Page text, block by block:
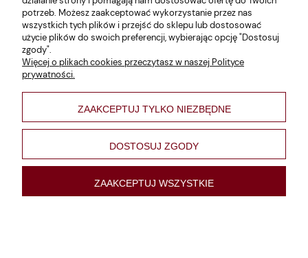
Jak szukać?
Polityka prywatności
Regulamin
Poltyka cookies
varsaviana
Nowości
potrzeb. Możesz zaakceptować wykorzystanie przez nas
wszystkich tych plików i przejść do sklepu lub dostosować
użycie plików do swoich preferencji, wybierając opcję "Dostosuj
zgody".
Więcej o plikach cookies przeczytasz w naszej Polityce
prywatności.
ZAAKCEPTUJ TYLKO NIEZBĘDNE
DOSTOSUJ ZGODY
ZAAKCEPTUJ WSZYSTKIE